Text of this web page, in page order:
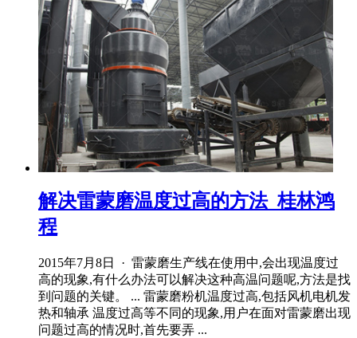
解决雷蒙磨温度过高的方法_桂林鸿
程
2015年7月8日 · 雷蒙磨生产线在使用中,会出现温度过
高的现象,有什么办法可以解决这种高温问题呢,方法是找
到问题的关键。 ... 雷蒙磨粉机温度过高,包括风机电机发
热和轴承 温度过高等不同的现象,用户在面对雷蒙磨出现
问题过高的情况时,首先要弄 ...